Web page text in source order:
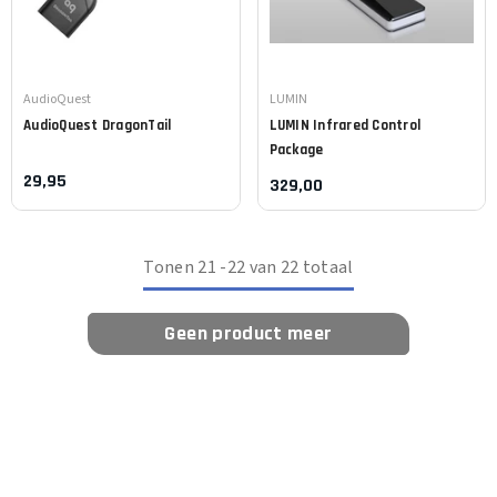
Leverancier:
AudioQuest
AudioQuest DragonTail
29,95
Leverancier:
LUMIN
LUMIN Infrared Control
Package
329,00
Tonen 21 -22van 22 totaal
Geen product meer